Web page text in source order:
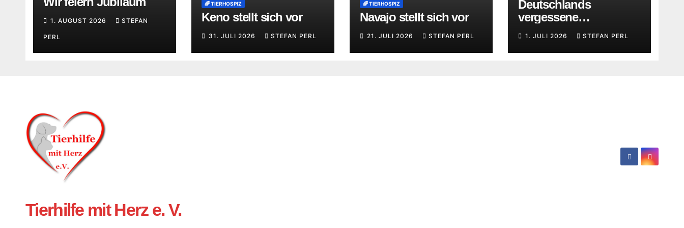
1. AUGUST 2026 STEFAN
PERL
🌈 TIERHOSPIZ
Keno stellt sich vor
31. JULI 2026 STEFAN PERL
🌈 TIERHOSPIZ
Navajo stellt sich vor
21. JULI 2026 STEFAN PERL
Deutschlands
vergessene
1. JULI 2026 STEFAN PERL
Tierhilfe mit Herz e. V.